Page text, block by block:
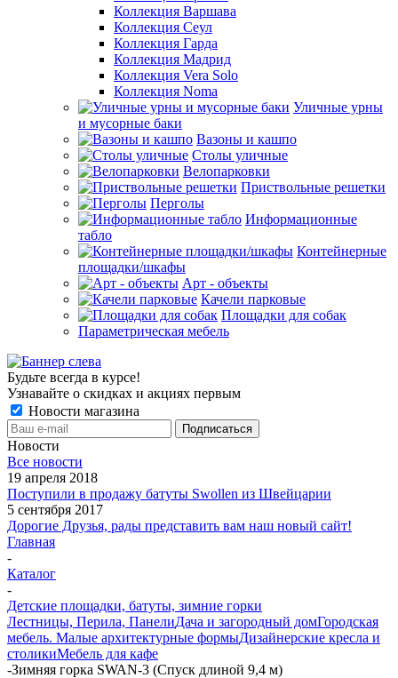
Коллекция Варшава
Коллекция Сеул
Коллекция Гарда
Коллекция Мадрид
Коллекция Vera Solo
Коллекция Noma
Уличные урны
и мусорные баки
Вазоны и кашпо
Столы уличные
Велопарковки
Приствольные решетки
Перголы
Информационные
табло
Контейнерные
площадки/шкафы
Арт - объекты
Качели парковые
Площадки для собак
Параметрическая мебель
Будьте всегда в курсе!
Узнавайте о скидках и акциях первым
Новости магазина
Новости
Все новости
19 апреля 2018
Поступили в продажу батуты Swollen из Швейцарии
5 сентября 2017
Дорогие Друзья, рады представить вам наш новый сайт!
Главная
-
Каталог
-
Детские площадки, батуты, зимние горки
Лестницы, Перила, ПанелиДача и загородный домГородская
мебель. Малые архитектурные формыДизайнерские кресла и
столикиМебель для кафе
-Зимняя горка SWAN-3 (Спуск длиной 9,4 м)